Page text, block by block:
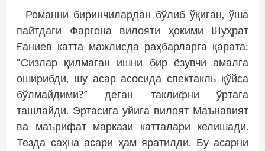
Романни биринчилардан бўлиб ўқиган, ўша
пайт­даги Фарғона вилояти ҳокими Шуҳрат
Ғаниев катта мажлисда раҳбарларга қарата:
“Сизлар қилмаган ишни бир ёзувчи амалга
оширибди, шу асар асосида спектакль қўйса
бўлмайдими?” деган таклифни ўртага
ташлайди. Эртасига уйига вилоят Маънавият
ва маърифат маркази катталари келишади.
Тезда саҳна асари ҳам яратилди. Бу асарни